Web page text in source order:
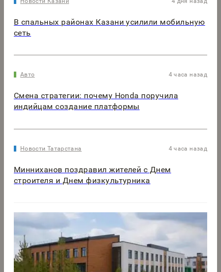
В спальных районах Казани усилили мобильную
сеть
Авто 4 часа назад
Смена стратегии: почему Honda поручила
индийцам создание платформы
Новости Татарстана 4 часа назад
Минниханов поздравил жителей с Днем
строителя и Днем физкультурника